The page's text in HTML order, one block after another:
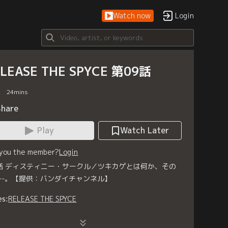
Watch now Login
THE SPYCE 第09話
24mins
Play
Watch Later
the member?Login
ディスティニー・サークル／ツキカゲとは何か、その
。【提供：バンダイチャンネル】
RELEASE THE SPYCE